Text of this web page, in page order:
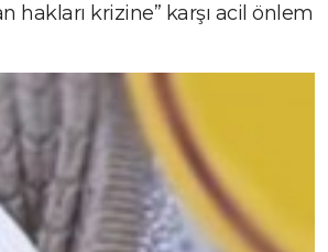
hakları krizine” karşı acil önlem